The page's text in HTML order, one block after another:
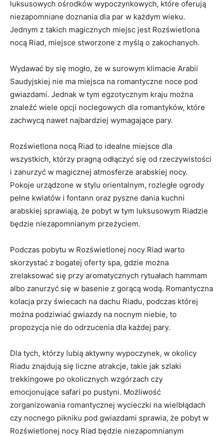
luksusowych ośrodków wypoczynkowych, ​które oferują
niezapomniane doznania dla par w każdym wieku.
Jednym z takich magicznych miejsc⁤ jest Rozświetlona
nocą Riad, miejsce stworzone ⁤z myślą o zakochanych.⁤
Wydawać by się‍ mogło, że w ⁣surowym klimacie Arabii
Saudyjskiej nie ma miejsca na ‌romantyczne noce pod
gwiazdami. Jednak w‍ tym egzotycznym kraju ⁢można
znaleźć⁢ wiele opcji noclegowych dla⁤ romantyków, które
⁣zachwycą nawet najbardziej wymagające pary.
Rozświetlona nocą Riad to idealne miejsce dla
wszystkich, którzy ⁤pragną odłączyć ​się od rzeczywistości​
i zanurzyć w magicznej atmosferze arabskiej nocy.
Pokoje urządzone‍ w stylu orientalnym,⁤ rozległe ‌ogrody
pełne kwiatów i fontann oraz pyszne dania kuchni
arabskiej​ sprawiają,⁣ że pobyt​ w tym ‌luksusowym Riadzie
‍będzie niezapomnianym przeżyciem.
Podczas pobytu w Rozświetlonej nocy ‍Riad⁢ warto ​
skorzystać z bogatej‌ oferty spa, gdzie można‍
zrelaksować się przy aromatycznych ‍rytuałach ⁢hammam
albo zanurzyć się w basenie z gorącą wodą. Romantyczna⁢
kolacja przy świecach na dachu Riadu, podczas której
można podziwiać gwiazdy‌ na nocnym niebie, to
propozycja nie‍ do odrzucenia dla⁣ każdej pary.
Dla tych,‍ którzy lubią aktywny wypoczynek, w okolicy
⁣Riadu znajdują się liczne atrakcje, takie jak szlaki
trekkingowe po ‍okolicznych wzgórzach czy
emocjonujące ‌safari po pustyni. Możliwość
zorganizowania romantycznej wycieczki‌ na wielbłądach
czy nocnego⁣ pikniku pod gwiazdami sprawia, że pobyt w
Rozświetlonej nocy Riad będzie niezapomnianym